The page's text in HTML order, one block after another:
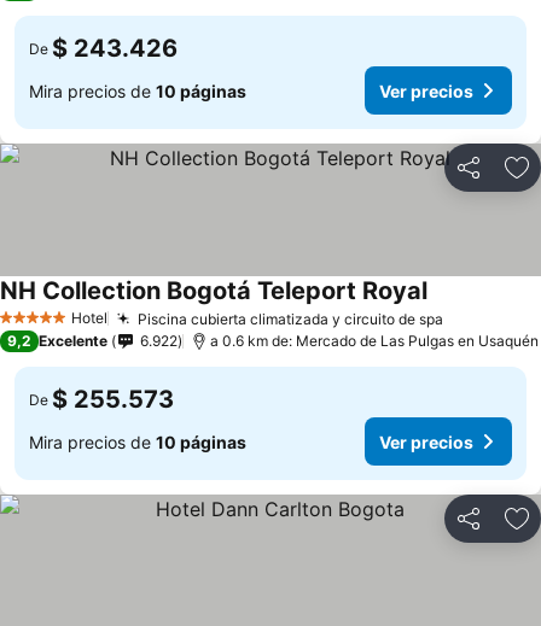
De $ 243.426
Mira precios de 10 páginas Ver precios
Compartir
5 Estrellas Hotel Piscina cubierta climatizada y circuito de spa
NH Collection Bogotá Teleport RoyalVer precios
9,2 Excelente 6.922 a 0.6 km de: Mercado de Las Pulgas en Usaquén
De $ 255.573
Mira precios de 10 páginas Ver precios
Compartir